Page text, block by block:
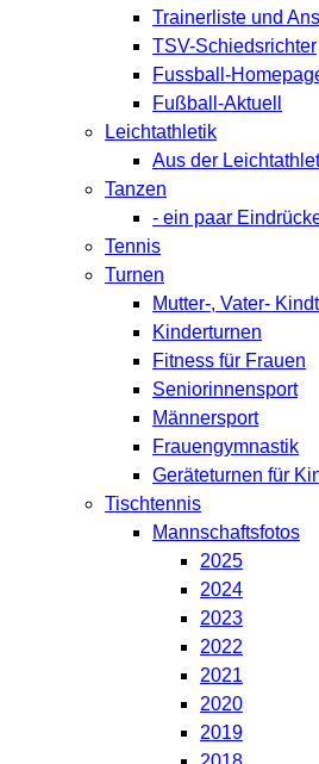
Trainerliste und
TSV-Schiedsrichter
Fussball-
Fußball-Aktuell
Leichtathletik
Aus der
Tanzen
- ein paar
Tennis
Turnen
Mutter-, Vater-
Kinderturnen
Fitness für Frauen
Seniorinnensport
Männersport
Frauengymnastik
Geräteturnen für
Tischtennis
Mannschaftsfotos
2025
2024
2023
2022
2021
2020
2019